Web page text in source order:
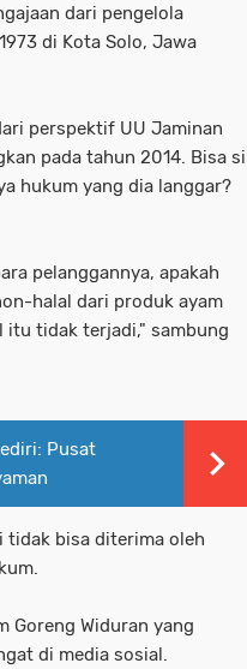
dari pengelola
di Kota Solo, Jawa
perspektif UU Jaminan
pada tahun 2014. Bisa si
hukum yang dia langgar?
pelanggannya, apakah
halal dari produk ayam
itu tidak terjadi," sambung
Pusat
tidak bisa diterima oleh
Goreng Widuran yang
di media sosial.